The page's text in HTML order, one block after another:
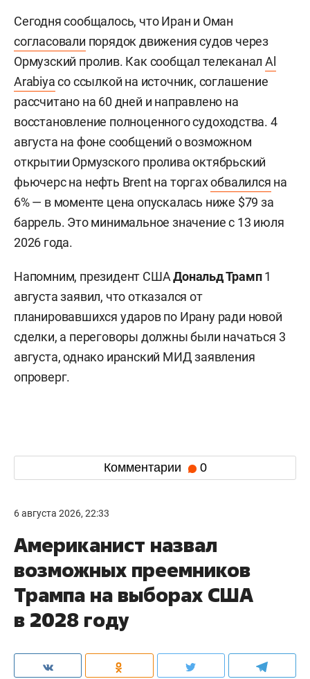
Сегодня сообщалось, что Иран и Оман
согласовали порядок движения судов через
Ормузский пролив. Как сообщал телеканал Al
Arabiyaсо ссылкой на источник, соглашение
рассчитано на 60 дней и направлено на
восстановление полноценного судоходства. 4
августа на фоне сообщений о возможном
открытии Ормузского пролива октябрьский
фьючерс на нефть Brent на торгахобвалился на
6% — в моменте цена опускалась ниже $79 за
баррель. Это минимальное значение с 13 июля
2026 года.
Напомним, президент СШАДональд Трамп1
августа заявил, что отказался от
планировавшихся ударов по Ирану ради новой
сделки, а переговоры должны были начаться 3
августа, однако иранский МИД заявления
опроверг.
Комментарии 0
6 августа 2026, 22:33
Американист назвал
возможных преемников
Трампа на выборах США
в 2028 году